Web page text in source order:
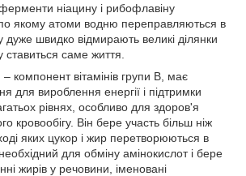
ніацину і рибофлавіну
якому атоми водню переправляються в
дуже швидко відмирають великі ділянки
ставиться саме життя.
компонент вітамінів групи В, має
для вироблення енергії і підтримки
рівнях, особливо для здоров'я
кровообігу. Він бере участь більш ніж
яких цукор і жир перетворюються в
для обміну амінокислот і бере
жирів у речовини, іменовані